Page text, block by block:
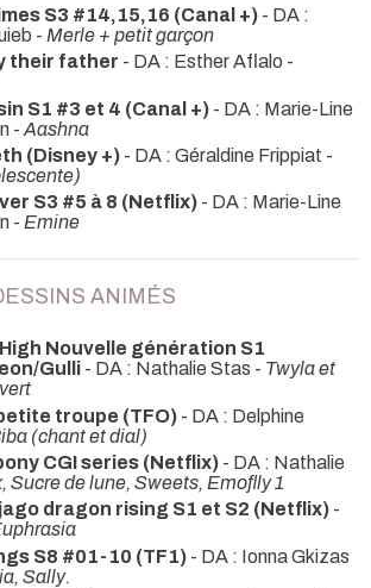
S3 #14,15,16 (Canal +) - DA :
- Merle + petit garçon
their father - DA : Esther Aflalo -
S1 #3 et 4 (Canal +) - DA : Marie-Line
- Aashna
(Disney +) - DA : Géraldine Frippiat -
S3 #5 à 8 (Netflix) - DA : Marie-Line
- Emine
ANIMÉS
Nouvelle génération S1
Gulli - DA : Nathalie Stas - Twyla et
troupe (TFO) - DA : Delphine
(chant et dial)
CGI series (Netflix) - DA : Nathalie
Sucre de lune, Sweets, Emoflly 1
dragon rising S1 et S2 (Netflix) -
S8 #01-10 (TF1) - DA : Ionna Gkizas
Sally.